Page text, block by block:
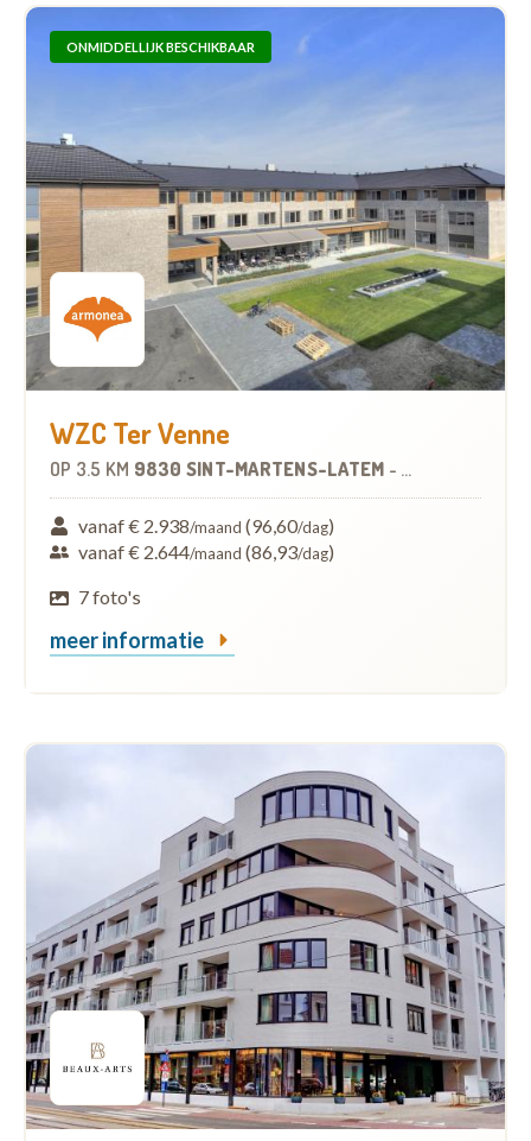
ONMIDDELLIJK BESCHIKBAAR
WZC Ter Venne
OP 3.5 KM 9830 SINT-MARTENS-LATEM -
vanaf € 2.938/maand (96,60/dag)
vanaf € 2.644/maand (86,93/dag)
7 foto's
meer informatie